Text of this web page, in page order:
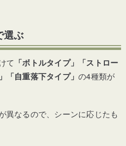
選ぶ
て 「ボトルタイプ」「ストロー
「自重落下タイプ」の4種類が
異なるので、シーンに応じたも